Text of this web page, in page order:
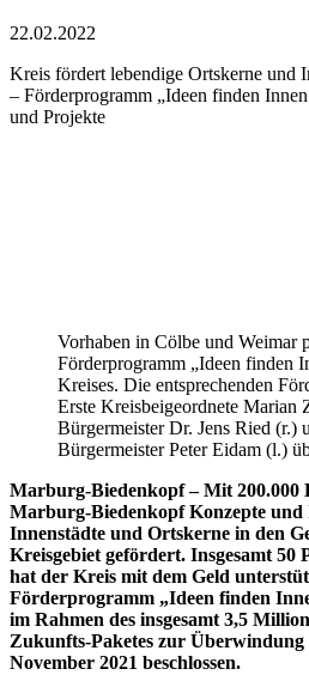
22.02.2022
Kreis fördert lebendige Ortskerne und
– Förderprogramm „Ideen finden
und Projekte
Vorhaben in Cölbe und Weimar
Förderprogramm „Ideen finden
Kreises. Die entsprechenden
Erste Kreisbeigeordnete Marian
Bürgermeister Dr. Jens Ried (r.)
Bürgermeister Peter Eidam (l.)
Marburg-Biedenkopf – Mit
Marburg-Biedenkopf Konzepte und
Innenstädte und Ortskerne in den
Kreisgebiet gefördert. Insgesamt 50
hat der Kreis mit dem Geld
Förderprogramm „Ideen finden
im Rahmen des insgesamt 3,5
Zukunfts-Paketes zur
November 2021 beschlossen.